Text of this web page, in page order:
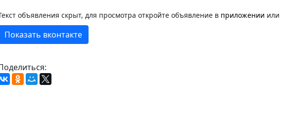
объявления скрыт, для просмотра откройте объявление в приложении или
Показать вконтакте